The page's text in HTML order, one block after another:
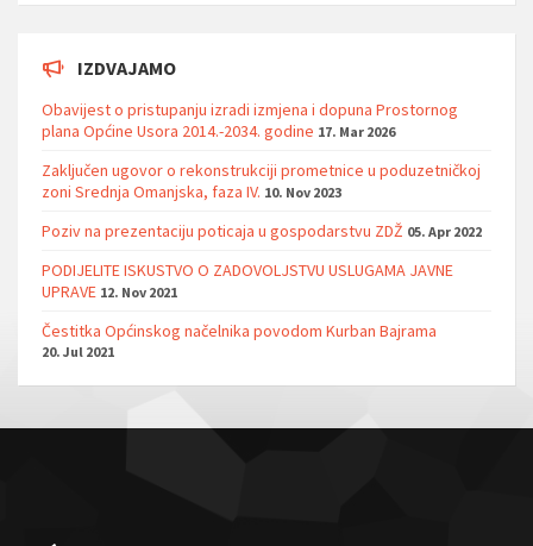
IZDVAJAMO
Obavijest o pristupanju izradi izmjena i dopuna Prostornog
plana Općine Usora 2014.-2034. godine 17. Mar 2026
Zaključen ugovor o rekonstrukciji prometnice u poduzetničkoj
zoni Srednja Omanjska, faza IV. 10. Nov 2023
Poziv na prezentaciju poticaja u gospodarstvu ZDŽ 05. Apr 2022
PODIJELITE ISKUSTVO O ZADOVOLJSTVU USLUGAMA JAVNE
UPRAVE 12. Nov 2021
Čestitka Općinskog načelnika povodom Kurban Bajrama
20. Jul 2021